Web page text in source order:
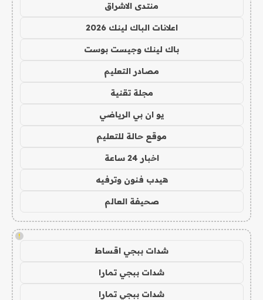
منتدى الاشراق
اعلانات الباك لينك 2026
باك لينك وجيست بوست
مصادر التعليم
مجلة تقنية
يو ان بي الرياضي
موقع حالة للتعليم
اخبار 24 ساعة
هيدب فنون وترفيه
صحيفة العالم
!
شدات ببجي اقساط
شدات ببجي تمارا
شدات ببجي تمارا